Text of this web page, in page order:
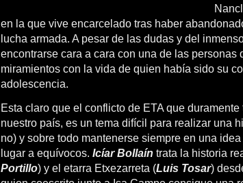
en la que vive encarcelado tras haber
lucha armada. A pesar de las dudas y del
encontrarse cara a cara con una de las personas
miramientos con la vida de quien había sido su
adolescencia.
Esta claro que el conflicto de ETA que
nuestro país, es un tema difícil para realizar una
no) y sobre todo mantenerse siempre en una
lugar a equívocos. Icíar Bollaín trata la historia
Portillo) y el etarra Etxezarreta (Luis Tosar)